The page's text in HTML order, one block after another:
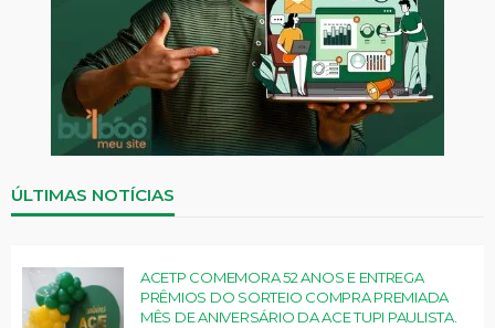
ÚLTIMAS NOTÍCIAS
ACETP COMEMORA 52 ANOS E ENTREGA
PRÊMIOS DO SORTEIO COMPRA PREMIADA
MÊS DE ANIVERSÁRIO DA ACE TUPI PAULISTA.